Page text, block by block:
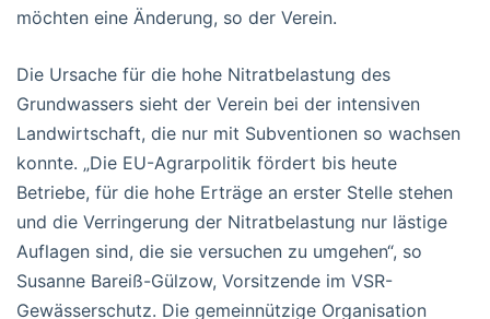
möchten eine Änderung, so der Verein.
Die Ursache für die hohe Nitratbelastung des
Grundwassers sieht der Verein bei der intensiven
Landwirtschaft, die nur mit Subventionen so wachsen
konnte. „Die EU-Agrarpolitik fördert bis heute
Betriebe, für die hohe Erträge an erster Stelle stehen
und die Verringerung der Nitratbelastung nur lästige
Auflagen sind, die sie versuchen zu umgehen“, so
Susanne Bareiß-Gülzow, Vorsitzende im VSR-
Gewässerschutz. Die gemeinnützige Organisation